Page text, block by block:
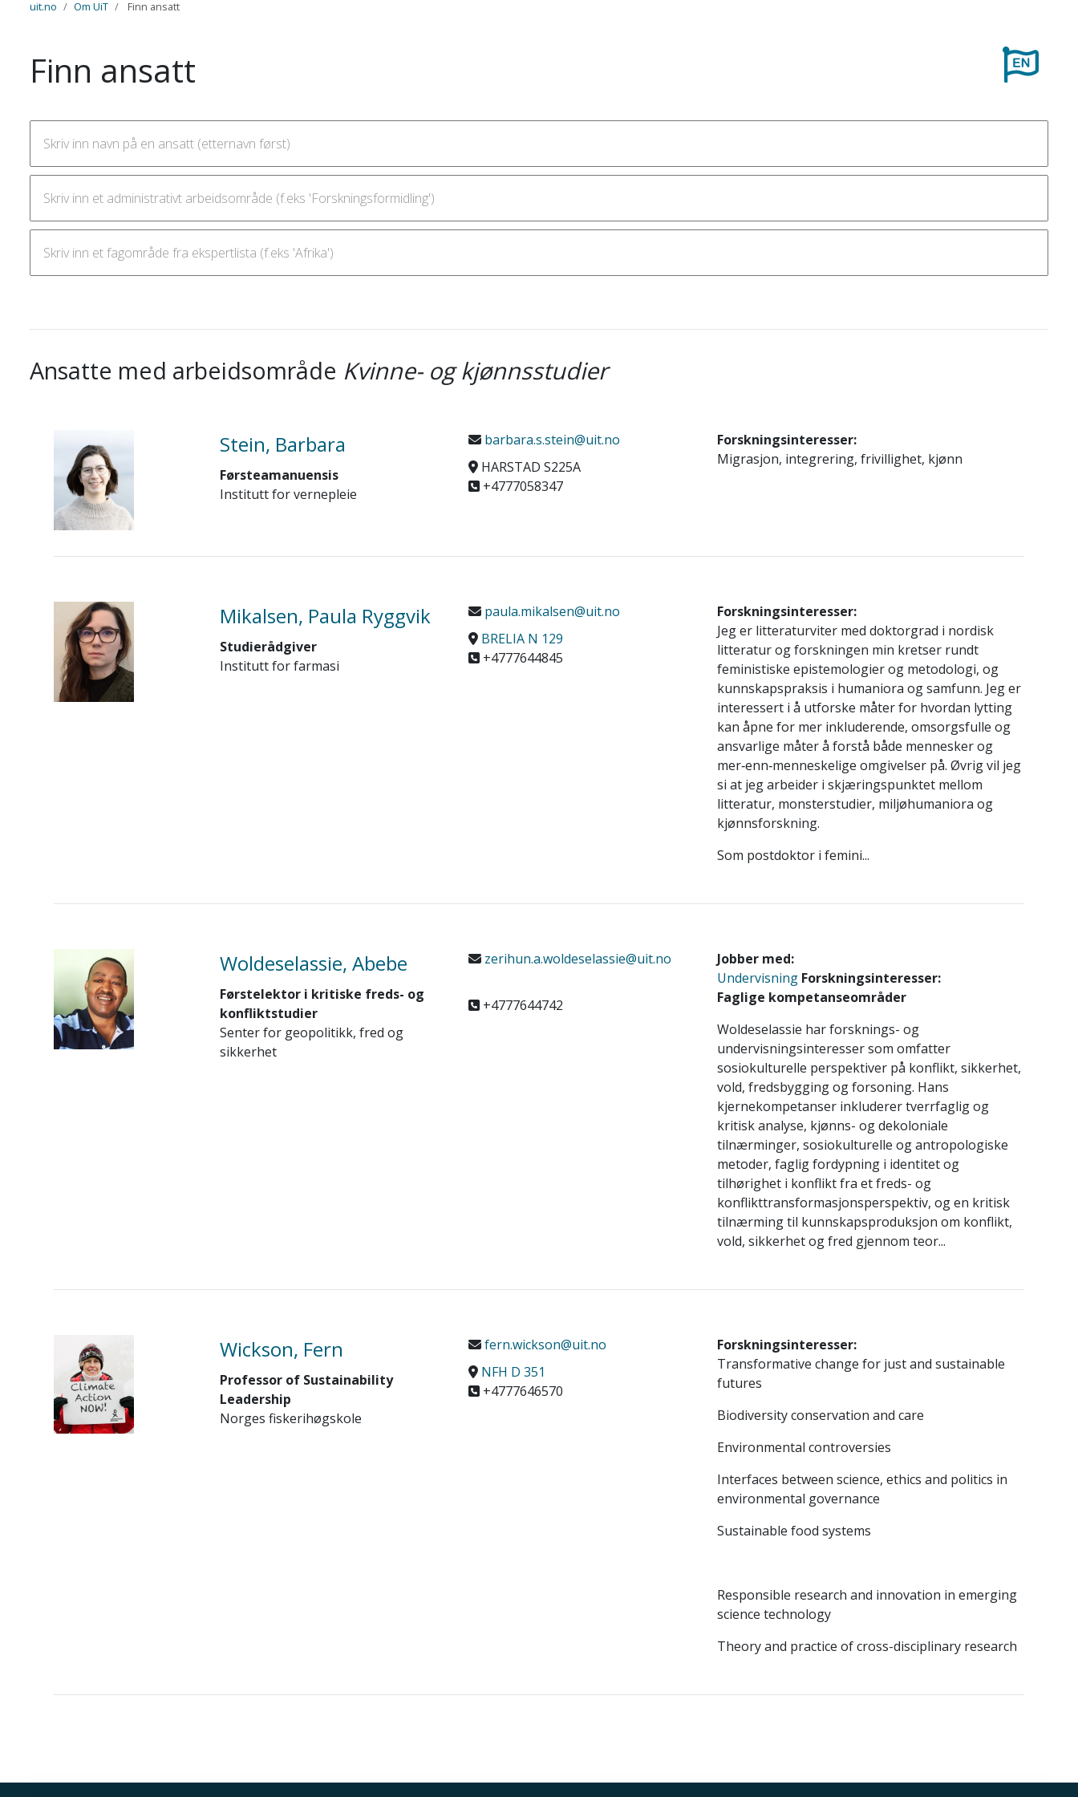
uit.no Om UiT Finn ansatt
Finn ansatt
Ansatte med arbeidsområde Kvinne- og kjønnsstudier
Stein, Barbara
Førsteamanuensis
Institutt for vernepleie
barbara.s.stein@uit.no
HARSTAD S225A
+4777058347
Forskningsinteresser:
Migrasjon, integrering, frivillighet, kjønn
Mikalsen, Paula Ryggvik
Studierådgiver
Institutt for farmasi
paula.mikalsen@uit.no
BRELIA N 129
+4777644845
Forskningsinteresser:
Jeg er litteraturviter med doktorgrad i nordisk
litteratur og forskningen min kretser rundt
feministiske epistemologier og metodologi, og
kunnskapspraksis i humaniora og samfunn. Jeg er
interessert i å utforske måter for hvordan lytting
kan åpne for mer inkluderende, omsorgsfulle og
ansvarlige måter å forstå både mennesker og
mer‑enn‑menneskelige omgivelser på. Øvrig vil jeg
si at jeg arbeider i skjæringspunktet mellom
litteratur, monsterstudier, miljøhumaniora og
kjønnsforskning.
Som postdoktor i femini...
Woldeselassie, Abebe
Førstelektor i kritiske freds- og
konfliktstudier
Senter for geopolitikk, fred og
sikkerhet
zerihun.a.woldeselassie@uit.no
+4777644742
Jobber med:
Undervisning Forskningsinteresser:
Faglige kompetanseområder
Woldeselassie har forsknings- og
undervisningsinteresser som omfatter
sosiokulturelle perspektiver på konflikt, sikkerhet,
vold, fredsbygging og forsoning. Hans
kjernekompetanser inkluderer tverrfaglig og
kritisk analyse, kjønns- og dekoloniale
tilnærminger, sosiokulturelle og antropologiske
metoder, faglig fordypning i identitet og
tilhørighet i konflikt fra et freds- og
konflikttransformasjonsperspektiv, og en kritisk
tilnærming til kunnskapsproduksjon om konflikt,
vold, sikkerhet og fred gjennom teor...
Wickson, Fern
Professor of Sustainability
Leadership
Norges fiskerihøgskole
fern.wickson@uit.no
NFH D 351
+4777646570
Forskningsinteresser:
Transformative change for just and sustainable
futures
Biodiversity conservation and care
Environmental controversies
Interfaces between science, ethics and politics in
environmental governance
Sustainable food systems
Responsible research and innovation in emerging
science technology
Theory and practice of cross-disciplinary research